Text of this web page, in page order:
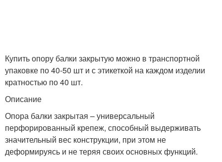
Купить опору балки закрытую можно в транспортной
упаковке по 40-50 шт и с этикеткой на каждом изделии
кратностью по 40 шт.
Описание
Опора балки закрытая – универсальный
перфорированный крепеж, способный выдерживать
значительный вес конструкции, при этом не
деформируясь и не теряя своих основных функций.